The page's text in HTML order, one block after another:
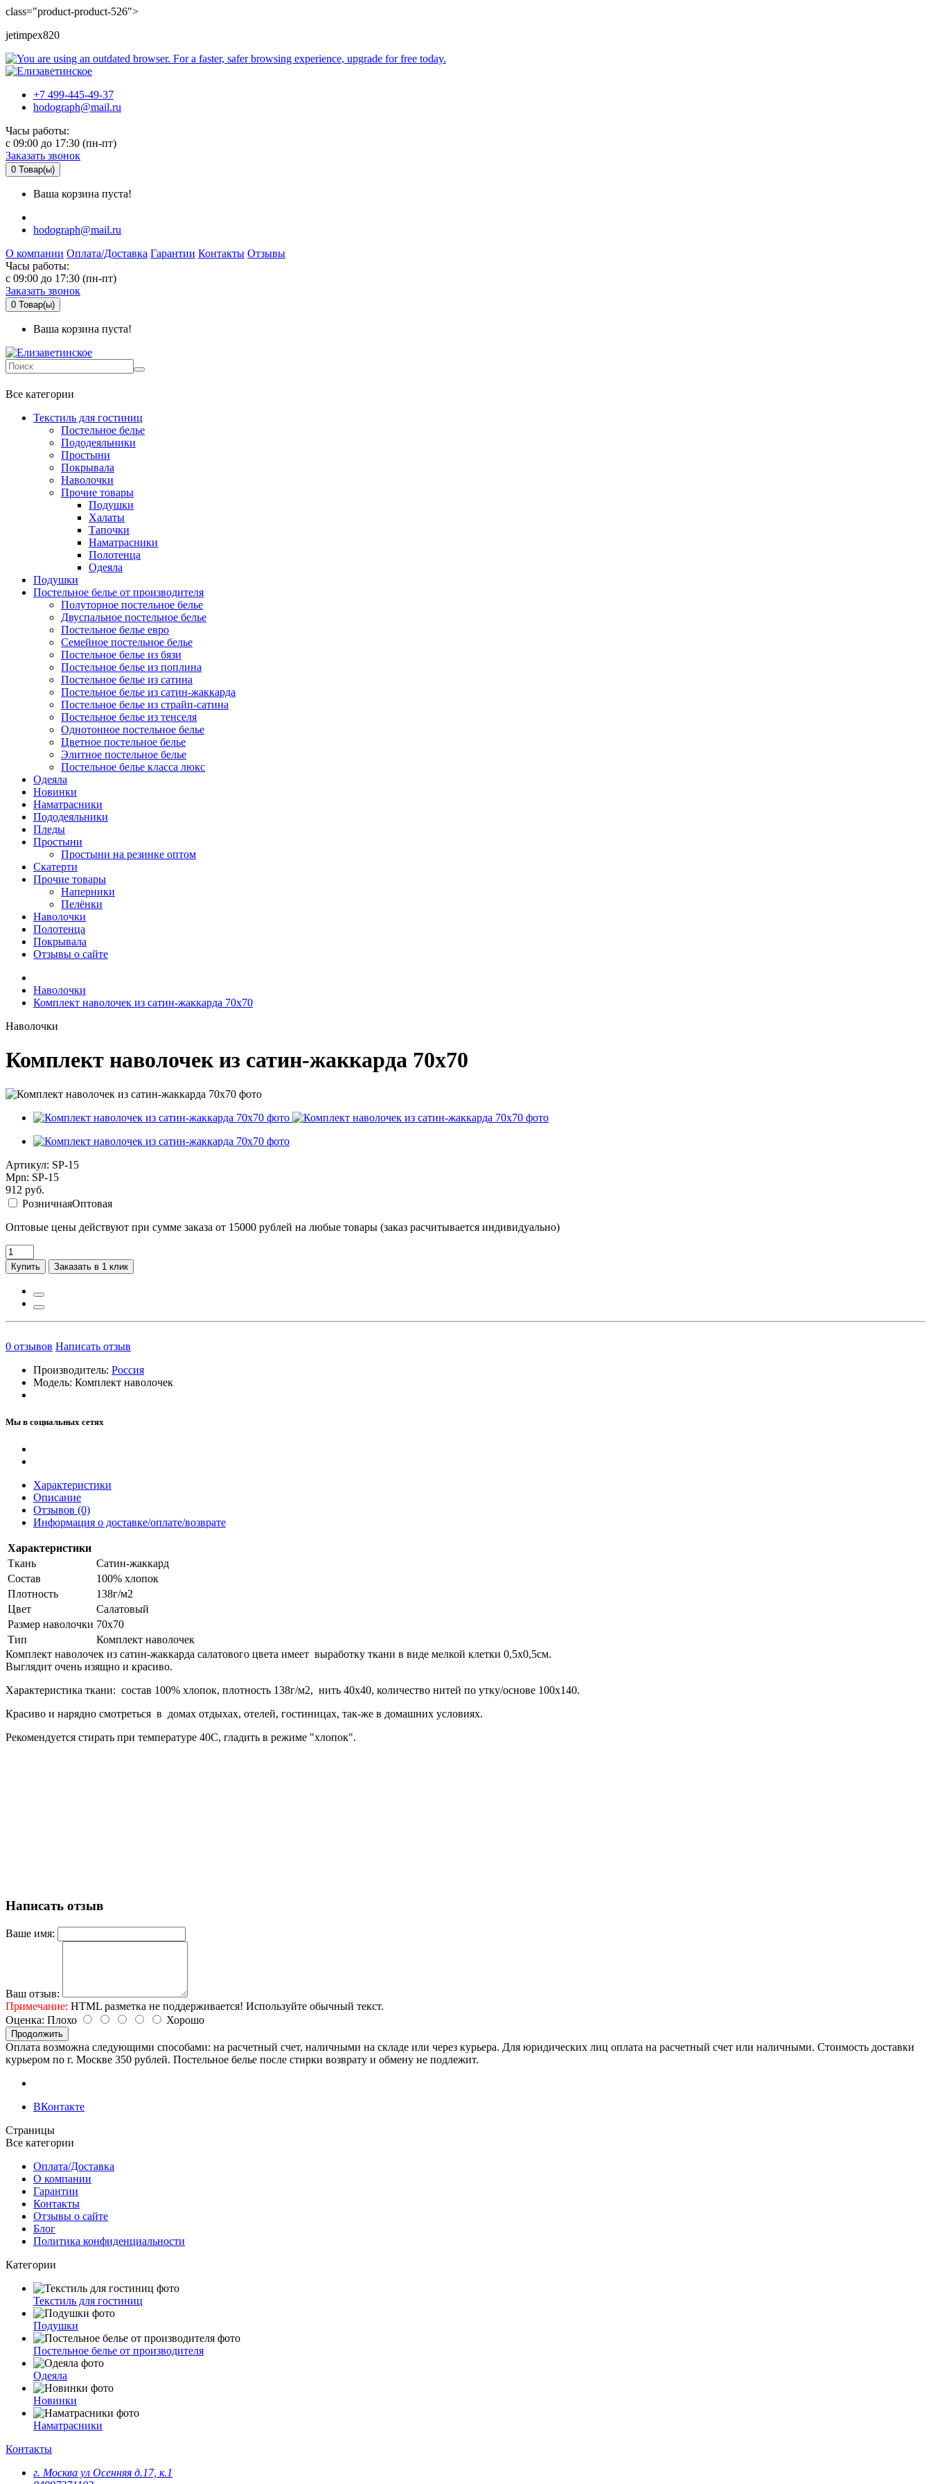
class="product-product-526">
jetimpex820
+7 499-445-49-37
hodograph@mail.ru
Часы работы:
c 09:00 до 17:30 (пн-пт)
Заказать звонок
0 Товар(ы)
Ваша корзина пуста!
hodograph@mail.ru
О компании Оплата/Доставка Гарантии Контакты Отзывы
Часы работы:
c 09:00 до 17:30 (пн-пт)
Заказать звонок
0 Товар(ы)
Ваша корзина пуста!
Все категории
Текстиль для гостиниц
Постельное белье
Пододеяльники
Простыни
Покрывала
Наволочки
Прочие товары
Подушки
Халаты
Тапочки
Наматрасники
Полотенца
Одеяла
Подушки
Постельное белье от производителя
Полуторное постельное белье
Двуспальное постельное белье
Постельное белье евро
Семейное постельное белье
Постельное белье из бязи
Постельное белье из поплина
Постельное белье из сатина
Постельное белье из сатин-жаккарда
Постельное белье из страйп-сатина
Постельное белье из тенселя
Однотонное постельное белье
Цветное постельное белье
Элитное постельное белье
Постельное белье класса люкс
Одеяла
Новинки
Наматрасники
Пододеяльники
Пледы
Простыни
Простыни на резинке оптом
Скатерти
Прочие товары
Наперники
Пелёнки
Наволочки
Полотенца
Покрывала
Отзывы о сайте
Наволочки
Комплект наволочек из сатин-жаккарда 70х70
Наволочки
Комплект наволочек из сатин-жаккарда 70х70
Артикул: SP-15
Mpn: SP-15
912 руб.
РозничнаяОптовая
Оптовые цены действуют при сумме заказа от 15000 рублей на любые товары (заказ расчитывается индивидуально)
Купить Заказать в 1 клик
0 отзывов Написать отзыв
Производитель: Россия
Модель: Комплект наволочек
Мы в социальных сетях
Характеристики
Описание
Отзывов (0)
Информация о доставке/оплате/возврате
Характеристики
Ткань
Сатин-жаккард
Состав
100% хлопок
Плотность
138г/м2
Цвет
Салатовый
Размер наволочки 70х70
Тип
Комплект наволочек
Комплект наволочек из сатин-жаккарда салатового цвета имеет выработку ткани в виде мелкой клетки 0,5х0,5см.
Выглядит очень изящно и красиво.
Характеристика ткани: состав 100% хлопок, плотность 138г/м2, нить 40х40, количество нитей по утку/основе 100х140.
Красиво и нарядно смотреться в домах отдыхах, отелей, гостиницах, так-же в домашних условиях.
Рекомендуется стирать при температуре 40С, гладить в режиме "хлопок".
Написать отзыв
Ваше имя:
Ваш отзыв:
Примечание: HTML разметка не поддерживается! Используйте обычный текст.
Оценка: Плохо Хорошо
Продолжить
Оплата возможна следующими способами: на расчетный счет, наличными на складе или через курьера. Для юридических лиц оплата на расчетный счет или наличными. Стоимость доставки
курьером по г. Москве 350 рублей. Постельное белье после стирки возврату и обмену не подлежит.
ВКонтакте
Страницы
Все категории
Оплата/Доставка
О компании
Гарантии
Контакты
Отзывы о сайте
Блог
Политика конфиденциальности
Категории
Текстиль для гостиниц
Подушки
Постельное белье от производителя
Одеяла
Новинки
Наматрасники
Контакты
г. Москва ул Осенняя д.17, к.1